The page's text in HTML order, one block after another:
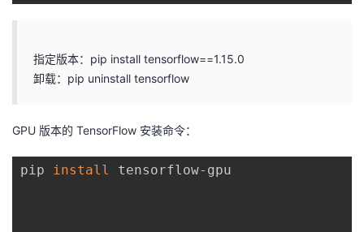
指定版本：pip install tensorflow==1.15.0
卸载：pip uninstall tensorflow
GPU 版本的 TensorFlow 安装命令：
pip install tensorflow-gpu